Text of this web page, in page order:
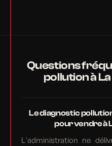
Questions
pollution à
Le diagnostic
pour vendre à
L'administration ne